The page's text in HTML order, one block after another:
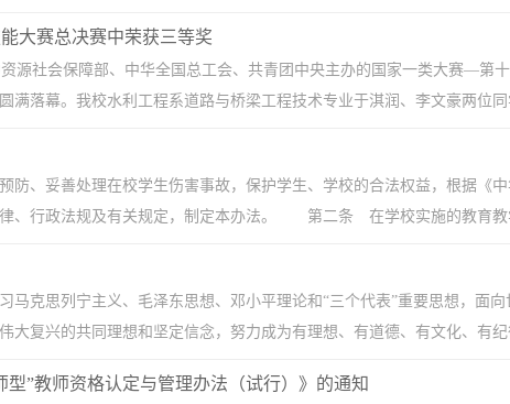
大赛总决赛中荣获三等奖
源社会保障部、中华全国总工会、共青团中央主办的国家一类大赛—第
满落幕。我校水利工程系道路与桥梁工程技术专业于淇润、李文豪两位
妥善处理在校学生伤害事故，保护学生、学校的合法权益，根据《中
律、行政法规及有关规定，制定本办法。 第二条 在学校实施的教育教
马克思列宁主义、毛泽东思想、邓小平理论和“三个代表”重要思想，面
大复兴的共同理想和坚定信念，努力成为有理想、有道德、有文化、有
”教师资格认定与管理办法（试行）》的通知